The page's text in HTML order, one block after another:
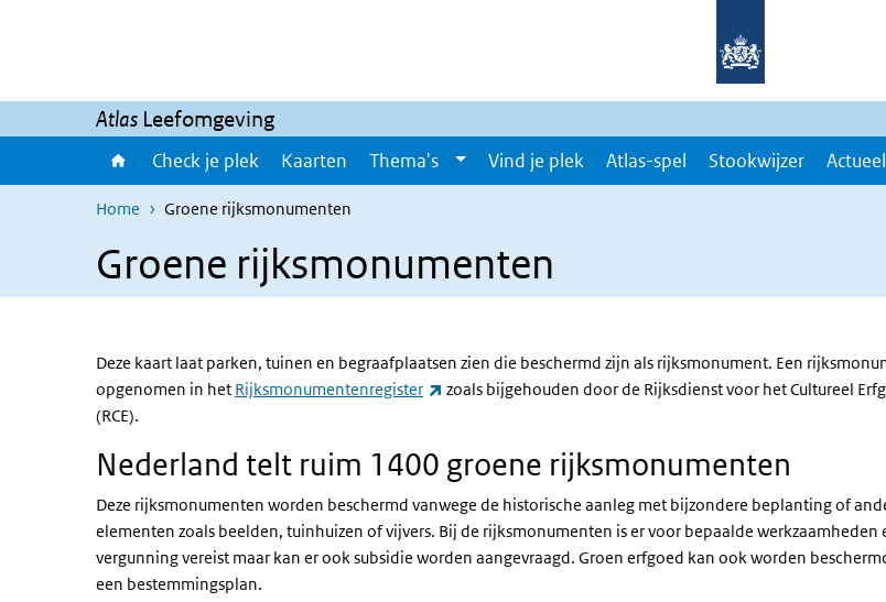
Atlas Leefomgeving
Check je plek Kaarten Thema's Vind je plek Atlas-spel Stookwijzer Actueel
Home Groene rijksmonumenten
Groene rijksmonumenten
Deze kaart laat parken, tuinen en begraafplaatsen zien die beschermd zijn als rijksmonument. Een
opgenomen in het Rijksmonumentenregister (externe link)
zoals bijgehouden door de Rijksdienst voor het Cultureel
(RCE).
Nederland telt ruim 1400 groene rijksmonumenten
Deze rijksmonumenten worden beschermd vanwege de historische aanleg met bijzondere beplanting of
elementen zoals beelden, tuinhuizen of vijvers. Bij de rijksmonumenten is er voor bepaalde werkzaamheden
vergunning vereist maar kan er ook subsidie worden aangevraagd. Groen erfgoed kan ook worden
een bestemmingsplan.